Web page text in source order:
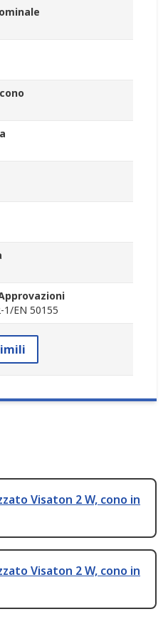
1/EN 50155
Visaton 2 W, cono in
Visaton 2 W, cono in